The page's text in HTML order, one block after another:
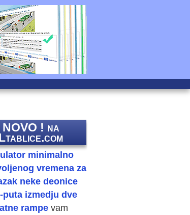
NOVO ! na
minimalno
vremena za
neke deonice
puta izmedju dve
rampe vam